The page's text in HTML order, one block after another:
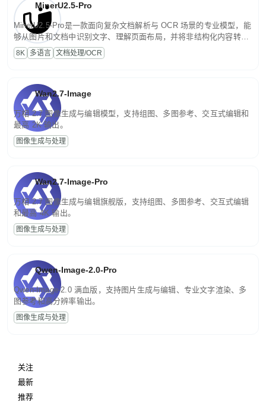
MinerU2.5-Pro
MinerU2.5-Pro是一款面向复杂文档解析与 OCR 场景的专业模型，能
够从图片和文档中识别文字、理解页面布局，并将非结构化内容转换
为便于存储、检索和二次处理的结构化结果。
8K 多语言 文档处理/OCR
Wan2.7-Image
万相 2.7 图像生成与编辑模型，支持组图、多图参考、交互式编辑和
最高 2K 输出。
图像生成与处理
Wan2.7-Image-Pro
万相 2.7 图像生成与编辑旗舰版，支持组图、多图参考、交互式编辑
和最高 4K 输出。
图像生成与处理
Qwen-Image-2.0-Pro
Qwen-Image-2.0 满血版，支持图片生成与编辑、专业文字渲染、多
图参考和高分辨率输出。
图像生成与处理
关注
最新
推荐